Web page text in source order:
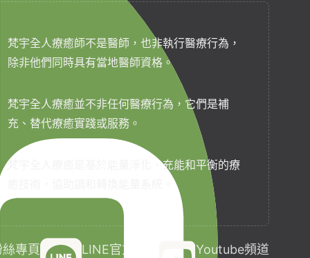
梵宇全人療癒師不是醫師，也非執行醫療行為，
除非他們同時具有當地醫師資格。
梵宇全人療癒並不非任何醫療行為，它們是補
充、替代療癒實踐或服務。
梵宇全人療癒是基於能量淨化、充能和平衡的療
專頁 LINE官方帳號 Youtube頻道